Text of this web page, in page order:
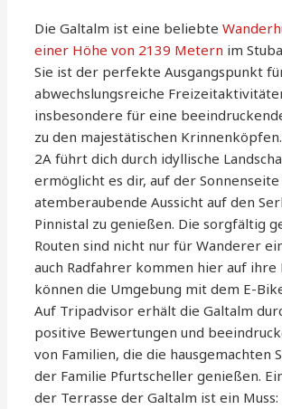
Die Galtalm ist eine beliebte
einer Höhe von 2139 Metern im
Sie ist der perfekte Ausgangspunkt
abwechslungsreiche
insbesondere für eine
zu den majestätischen
2A führt dich durch idyllische
ermöglicht es dir, auf der Sonnenseite
atemberaubende Aussicht auf den
Pinnistal zu genießen. Die sorgfältig
Routen sind nicht nur für Wanderer
auch Radfahrer kommen hier auf ihre
können die Umgebung mit dem E-
Auf Tripadvisor erhält die Galtalm
positive Bewertungen und
von Familien, die die hausgemachten
der Familie Pfurtscheller genießen.
der Terrasse der Galtalm ist ein